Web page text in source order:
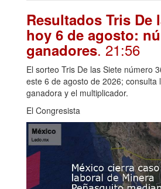
Resultados Tris De
hoy 6 de agosto:
ganadores. 21:56
El sorteo Tris De las Siete número
este 6 de agosto de 2026; consulta
ganadora y el multiplicador.
El Congresista